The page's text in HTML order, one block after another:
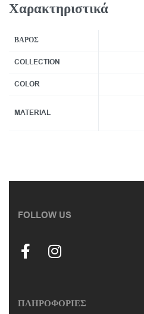
Χαρακτηριστικά
ΒΆΡΟΣ
COLLECTION
COLOR
MATERIAL
FOLLOW US
ΠΛΗΡΟΦΟΡΙΕΣ